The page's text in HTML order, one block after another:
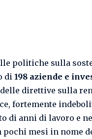
politiche sulla
di 198 aziende e
direttive sulla
fortemente
di anni di lavoro e
mesi in nome